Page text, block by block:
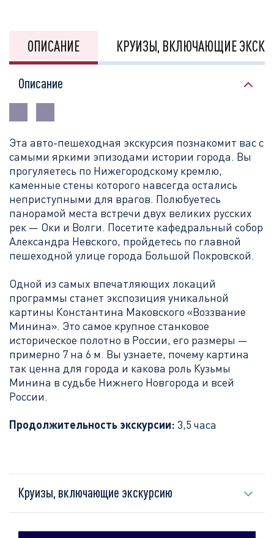
ОПИСАНИЕ КРУИЗЫ, ВКЛЮЧАЮЩИЕ
Описание
Эта авто-пешеходная экскурсия познакомит вас с
самыми яркими эпизодами истории города. Вы
прогуляетесь по Нижегородскому кремлю,
каменные стены которого навсегда остались
неприступными для врагов. Полюбуетесь
панорамой места встречи двух великих русских
рек — Оки и Волги. Посетите кафедральный собор
Александра Невского, пройдетесь по главной
пешеходной улице города Большой Покровской.
Одной из самых впечатляющих локаций
программы станет экспозиция уникальной
картины Константина Маковского «Воззвание
Минина». Это самое крупное станковое
историческое полотно в России, его размеры —
примерно 7 на 6 м. Вы узнаете, почему картина
так ценна для города и какова роль Кузьмы
Минина в судьбе Нижнего Новгорода и всей
России.
Продолжительность экскурсии: 3,5 часа
Круизы, включающие экскурсию